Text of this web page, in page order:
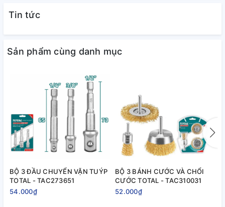
Tin tức
Sản phẩm cùng danh mục
BỘ 3 ĐẦU CHUYỂN VẶN TUÝP
TOTAL - TAC273651
54.000₫
BỘ 3 BÁNH CƯỚC VÀ CHỔI
CƯỚC TOTAL - TAC310031
52.000₫